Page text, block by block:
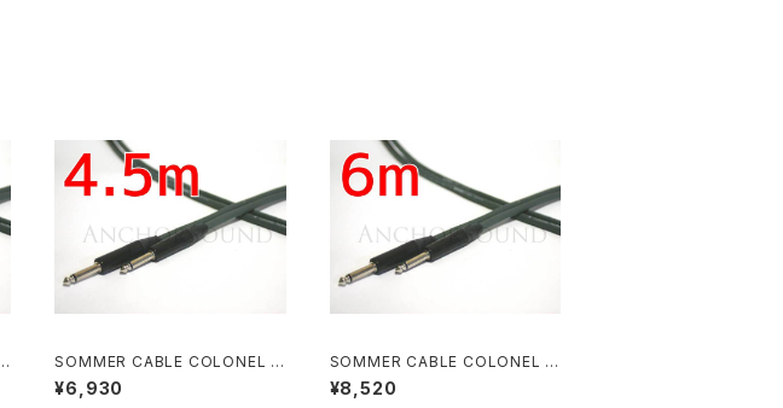
SOMMER CABLE COLONEL I
NCREDIBLE NEUTRIKニッケル
プラグ S-S 4.5m
¥6,930
SOMMER CABLE COLONEL I
NCREDIBLE NEUTRIKニッケル
プラグ S-S 6m
¥8,520